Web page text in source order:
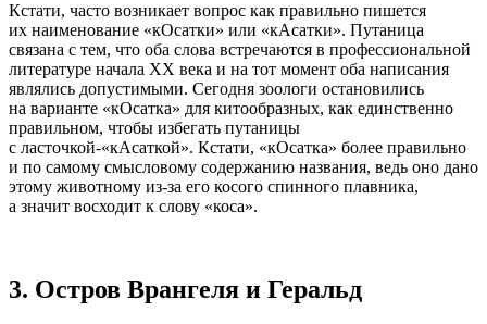
Кстати, часто возникает вопрос как правильно пишется
их наименование «кОсатки» или «кАсатки». Путаница
связана с тем, что оба слова встречаются в профессиональной
литературе начала XX века и на тот момент оба написания
являлись допустимыми. Сегодня зоологи остановились
на варианте «кОсатка» для китообразных, как единственно
правильном, чтобы избегать путаницы
с ласточкой-«кАсаткой». Кстати, «кОсатка» более правильно
и по самому смысловому содержанию названия, ведь оно дано
этому животному из-за его косого спинного плавника,
а значит восходит к слову «коса».
3. Остров Врангеля и Геральд